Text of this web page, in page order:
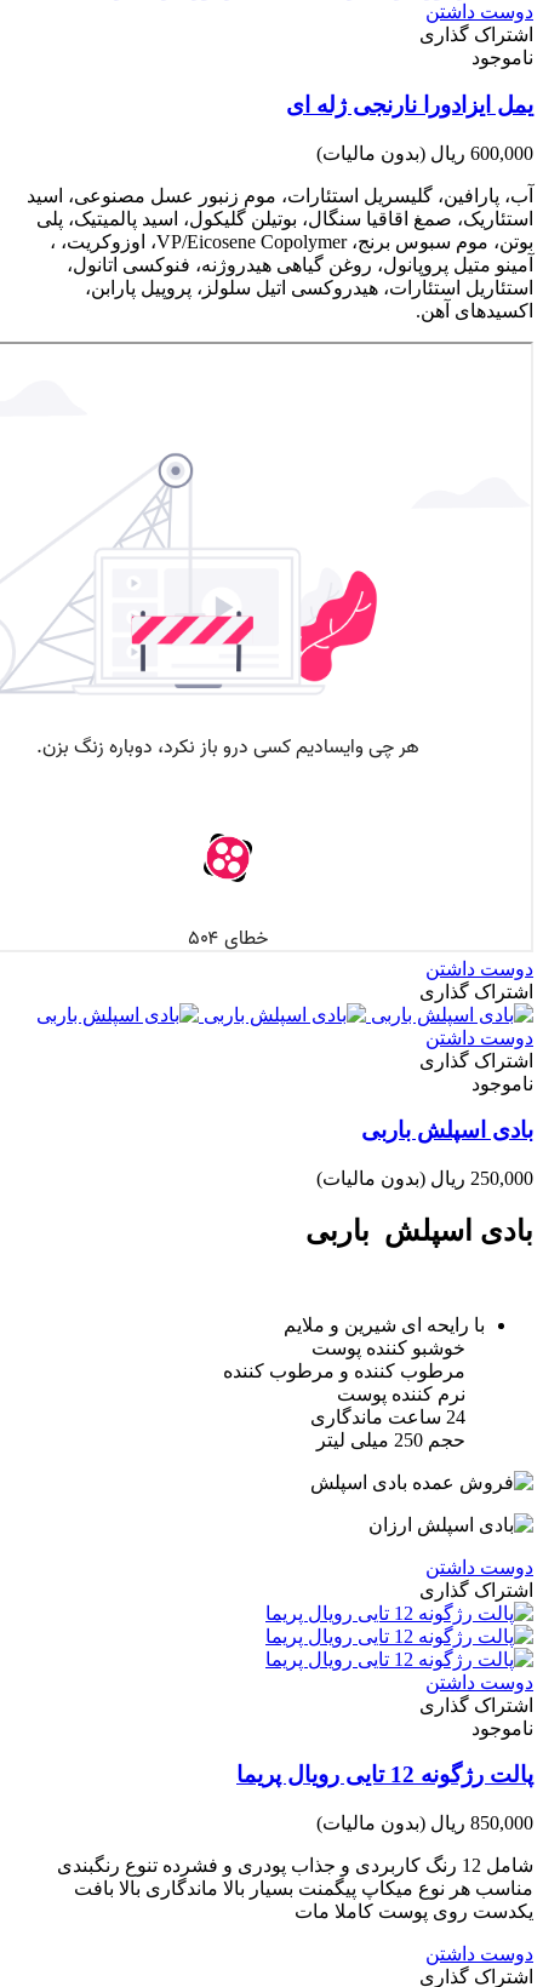
دوست داشتن
اشتراک گذاری
ناموجود
یمل ایزادورا نارنجی ژله ای
600,000 ریال (بدون مالیات)
آب، پارافین، گلیسریل استئارات، موم زنبور عسل مصنوعی، اسید
استئاریک، صمغ اقاقیا سنگال، بوتیلن گلیکول، اسید پالمیتیک، پلی
بوتن، موم سبوس برنج، VP/Eicosene Copolymer، اوزوکریت، ،
آمینو متیل پروپانول، روغن گیاهی هیدروژنه، فنوکسی اتانول،
استئاریل استئارات، هیدروکسی اتیل سلولز، پروپیل پارابن،
اکسیدهای آهن.
دوست داشتن
اشتراک گذاری
دوست داشتن
اشتراک گذاری
ناموجود
بادی اسپلش باربی
250,000 ریال (بدون مالیات)
بادی اسپلش باربی
با رایحه ای شیرین و ملایم
خوشبو کننده پوست
مرطوب کننده و مرطوب کننده
نرم کننده پوست
حجم 250 میلی لیتر
دوست داشتن
اشتراک گذاری
دوست داشتن
اشتراک گذاری
ناموجود
پالت رژگونه 12 تایی رویال پریما
850,000 ریال (بدون مالیات)
شامل 12 رنگ کاربردی و جذاب پودری و فشرده تنوع رنگبندی
مناسب هر نوع میکاپ پیگمنت بسیار بالا ماندگاری بالا بافت
یکدست روی پوست کاملا مات
دوست داشتن
اشتراک گذاری